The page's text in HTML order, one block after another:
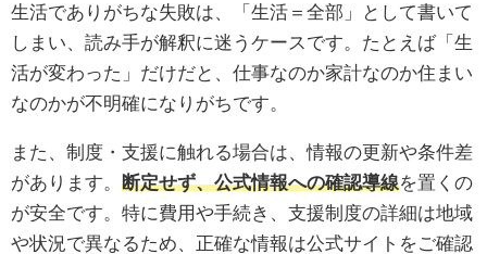
生活でありがちな失敗は、「生活＝全部」として書いて
しまい、読み手が解釈に迷うケースです。たとえば「生
活が変わった」だけだと、仕事なのか家計なのか住まい
なのかが不明確になりがちです。
また、制度・支援に触れる場合は、情報の更新や条件差
があります。 断定せず、公式情報への確認導線を置くの
が安全です。特に費用や手続き、支援制度の詳細は地域
や状況で異なるため、正確な情報は公式サイトをご確認